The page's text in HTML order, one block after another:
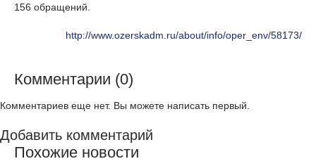
156 обращений.
http://www.ozerskadm.ru/about/info/oper_env/58173/
Комментарии (0)
Комментариев еще нет. Вы можете написать первый.
Добавить комментарий
Похожие новости